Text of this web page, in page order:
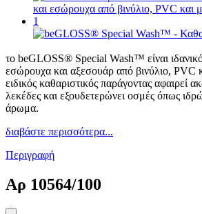
το beGLOSS® Special Wash™ είναι
εσώρουχα και αξεσουάρ από βινύλιο, PVC
ειδικός καθαριστικός παράγοντας αφαιρεί
λεκέδες και εξουδετερώνει οσμές όπως
άρωμα.
διαβάστε περισσότερα...
Περιγραφή
Αρ 10564/100